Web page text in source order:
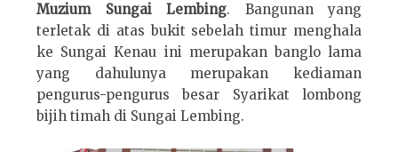
Muzium Sungai Lembing. Bangunan yang
terletak di atas bukit sebelah timur menghala
ke Sungai Kenau ini merupakan banglo lama
yang dahulunya merupakan kediaman
pengurus-pengurus besar Syarikat lombong
bijih timah di Sungai Lembing.